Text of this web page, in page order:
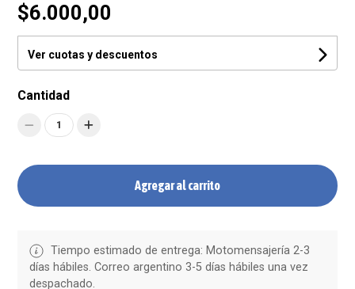
$6.000,00
Ver cuotas y descuentos
Cantidad
1
Agregar al carrito
Tiempo estimado de entrega: Motomensajería 2-3
días hábiles. Correo argentino 3-5 días hábiles una vez
despachado.